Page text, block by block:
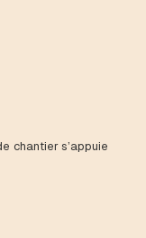
chantier s’appuie